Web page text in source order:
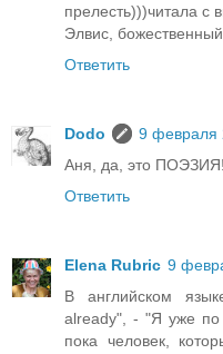
прелесть)))читала с
Элвис,
Ответить
Dodo
9 февраля
Аня, да, это
Ответить
Elena Rubric 9
В английском
already", - "Я уже по
пока человек,